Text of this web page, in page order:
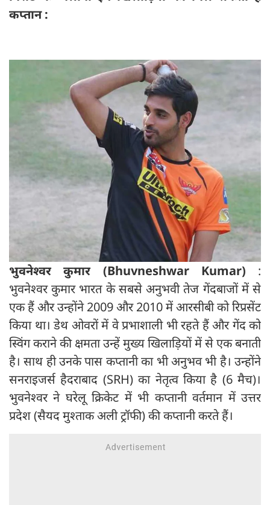
कप्तान :
भुवनेश्वर कुमार (Bhuvneshwar Kumar) :
भुवनेश्वर कुमार भारत के सबसे अनुभवी तेज गेंदबाजों में से
एक हैं और उन्होंने 2009 और 2010 में आरसीबी को रिप्रसेंट
किया था। डेथ ओवरों में वे प्रभाशाली भी रहते हैं और गेंद को
स्विंग कराने की क्षमता उन्हें मुख्य खिलाड़ियों में से एक बनाती
है। साथ ही उनके पास कप्तानी का भी अनुभव भी है। उन्होंने
सनराइजर्स हैदराबाद (SRH) का नेतृत्व किया है (6 मैच)।
भुवनेश्वर ने घरेलू क्रिकेट में भी कप्तानी वर्तमान में उत्तर
प्रदेश (सैयद मुश्ताक अली ट्रॉफी) की कप्तानी करते हैं।